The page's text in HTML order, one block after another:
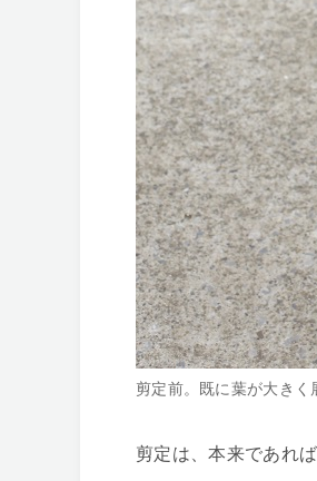
剪定前。既に葉が大きく
剪定は、本来であれ